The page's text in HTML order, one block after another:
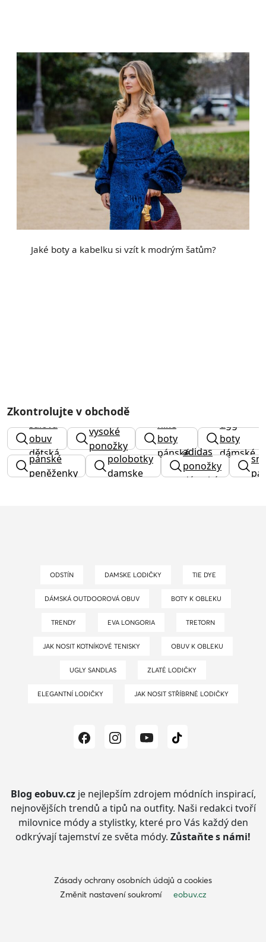
Jaké boty a kabelku si vzít k modrým šatům?
Zkontrolujte v obchodě
sálová
obuv
dětská
vysoké
ponožky
nike
boty
pánské
ugg
boty
dámské
pánské
peněženky
polobotky
damske
adidas
ponožky
dámské
ODSTÍN DAMSKE LODIČKY TIE DYE
DÁMSKÁ OUTDOOROVÁ OBUV BOTY K OBLEKU
TRENDY EVA LONGORIA TRETORN
JAK NOSIT KOTNÍKOVÉ TENISKY OBUV K OBLEKU
UGLY SANDLAS ZLATÉ LODIČKY
ELEGANTNÍ LODIČKY JAK NOSIT STŘÍBRNÉ LODIČKY
Blog eobuv.czje nejlepším zdrojem módních inspirací,
nejnovějších trendů a tipů na outfity. Naši redakci tvoří
milovnice módy a stylistky, které pro Vás každý den
odkrývají tajemství ze světa módy. Zůstaňte s námi!
Zásady ochrany osobních údajů a cookies
Změnit nastavení soukromí
eobuv.cz